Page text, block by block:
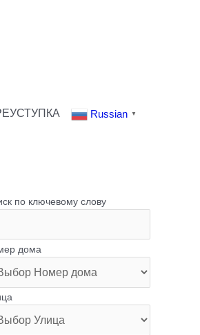
Russian ▼
по ключевому слову
дома